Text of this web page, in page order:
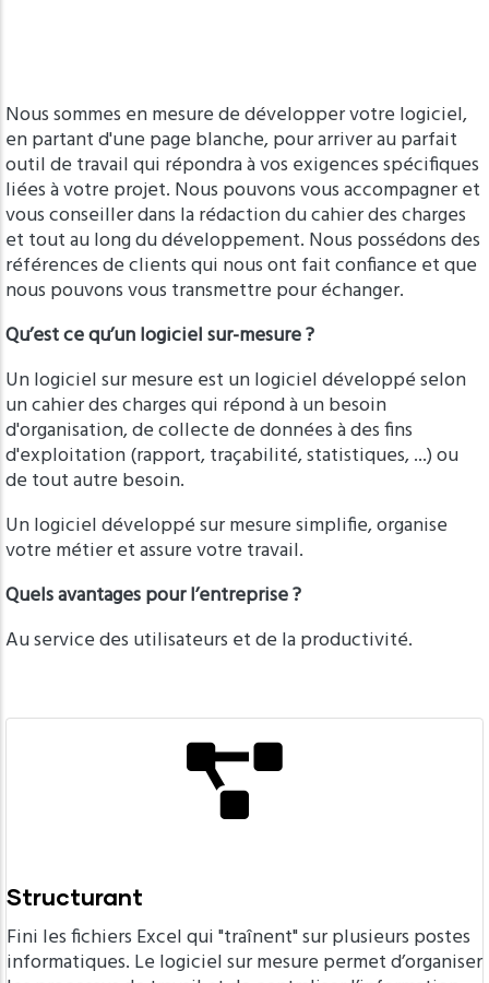
Nous sommes en mesure de développer votre logiciel,
en partant d'une page blanche, pour arriver au parfait
outil de travail qui répondra à vos exigences spécifiques
liées à votre projet. Nous pouvons vous accompagner et
vous conseiller dans la rédaction du cahier des charges
et tout au long du développement. Nous possédons des
références de clients qui nous ont fait confiance et que
nous pouvons vous transmettre pour échanger.
Qu’est ce qu’un logiciel sur-mesure ?
Un logiciel sur mesure est un logiciel développé selon
un cahier des charges qui répond à un besoin
d'organisation, de collecte de données à des fins
d'exploitation (rapport, traçabilité, statistiques, ...) ou
de tout autre besoin.
Un logiciel développé sur mesure simplifie, organise
votre métier et assure votre travail.
Quels avantages pour l’entreprise ?
Au service des utilisateurs et de la productivité.
Structurant
Fini les fichiers Excel qui "traînent" sur plusieurs postes
informatiques. Le logiciel sur mesure permet d’organiser